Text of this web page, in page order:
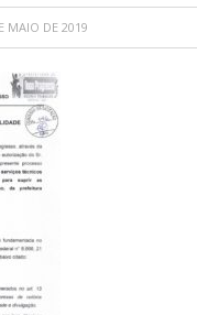
MAIO DE 2019